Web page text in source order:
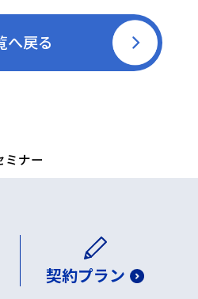
へ戻る
ミナー
契約プラン